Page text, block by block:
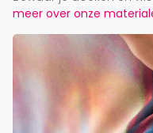
meer over onze